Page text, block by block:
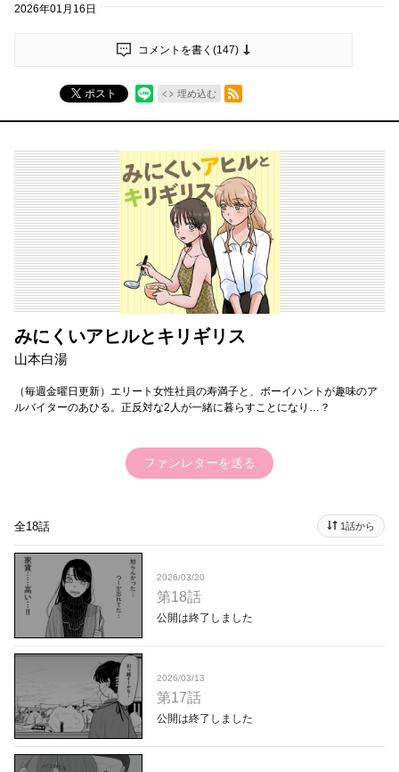
2026年01月16日
コメントを書く(147)
ポスト 埋め込む
RSSフィード
みにくいアヒルとキリギリス
山本白湯
（毎週金曜日更新）エリート女性社員の寿満子と、ボーイハントが趣味のア
ルバイターのあひる。正反対な2人が一緒に暮らすことになり…？
ファンレターを送る
全18話 1話から
2026/03/20
第18話
公開は終了しました
2026/03/13
第17話
公開は終了しました